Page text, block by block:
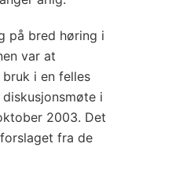
på bred høring i
var at
i en felles
i
2003. Det
fra de